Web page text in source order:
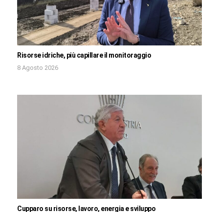
Risorse idriche, più capillare il monitoraggio
8 Agosto 2026
Cupparo su risorse, lavoro, energia e sviluppo